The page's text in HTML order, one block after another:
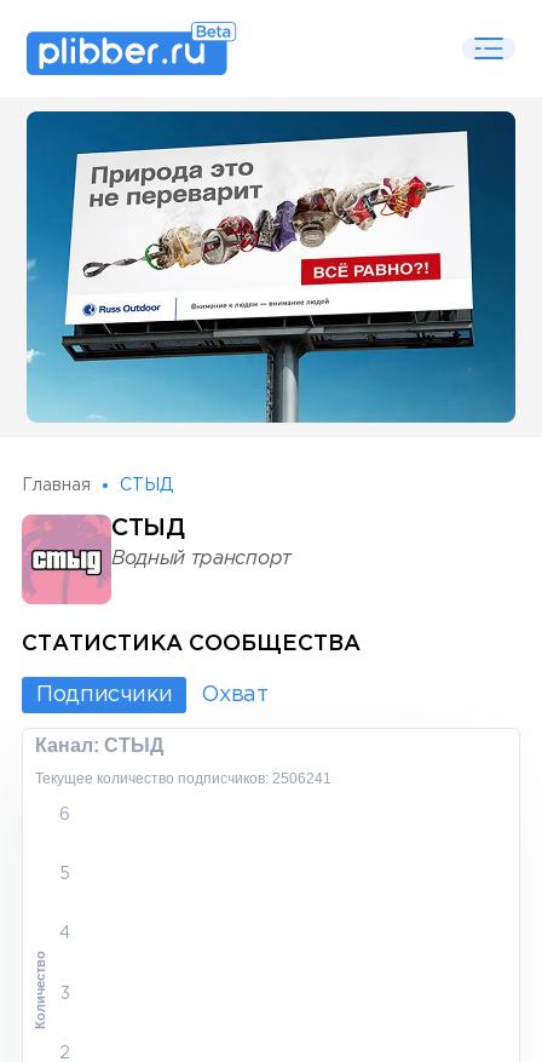
Some SEO Title
Главная СТЫД
СТЫД
Водный транспорт
СТАТИСТИКА СООБЩЕСТВА
Подписчики Охват
Канал: СТЫД
Текущее количество подписчиков: 2506241
6
5
4
3
2
Количество